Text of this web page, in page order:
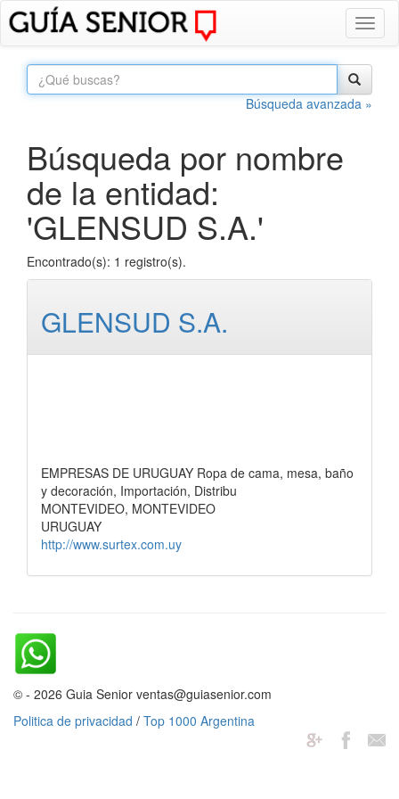
Búsqueda avanzada »
Búsqueda por nombre
de la entidad:
'GLENSUD S.A.'
Encontrado(s): 1 registro(s).
GLENSUD S.A.
EMPRESAS DE URUGUAY Ropa de cama, mesa, baño
y decoración, Importación, Distribu
MONTEVIDEO, MONTEVIDEO
URUGUAY
http://www.surtex.com.uy
© - 2026 Guia Senior ventas@guiasenior.com
Politica de privacidad / Top 1000 Argentina